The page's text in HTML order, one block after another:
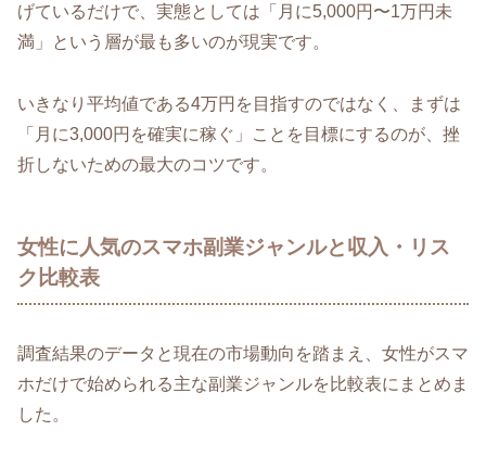
げているだけで、実態としては「月に5,000円〜1万円未
満」という層が最も多いのが現実です。
いきなり平均値である4万円を目指すのではなく、まずは
「月に3,000円を確実に稼ぐ」ことを目標にするのが、挫
折しないための最大のコツです。
女性に人気のスマホ副業ジャンルと収入・リス
ク比較表
調査結果のデータと現在の市場動向を踏まえ、女性がスマ
ホだけで始められる主な副業ジャンルを比較表にまとめま
した。